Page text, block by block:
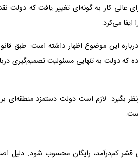
عالی کار به گونه‌ای تغییر یافت که دولت
می‌کرد.
درباره این موضوع اظهار داشته است: طبق
که دولت به تنهایی مسئولیت تصمیم‌گیری
بگیرد. لازم است دولت دستمزد منطقه‌ای
قشر کم‌درآمد، رایگان محسوب شود. دلیل